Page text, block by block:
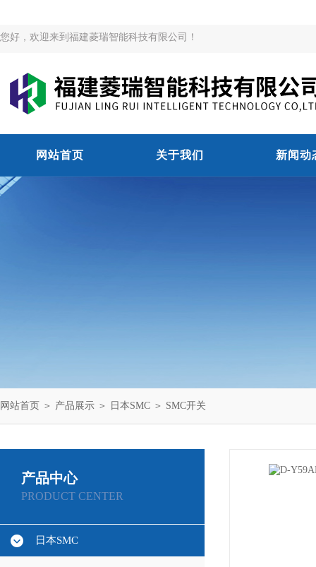
您好，欢迎来到福建菱瑞智能科技有限公司！
网站首页 关于我们 新闻动
网站首页 ＞ 产品展示 ＞ 日本SMC ＞ SMC开关
产品中心
PRODUCT CENTER
日本SMC